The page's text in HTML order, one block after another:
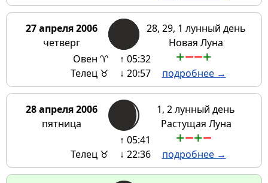
27 апреля 2006
четверг
28, 29, 1 лунный день
Новая Луна
Овен ♈
Телец ♉
↑ 05:32
↓ 20:57
+−−+
подробнее →
28 апреля 2006
пятница
1, 2 лунный день
Растущая Луна
Телец ♉
↑ 05:41
↓ 22:36
+−+−
подробнее →